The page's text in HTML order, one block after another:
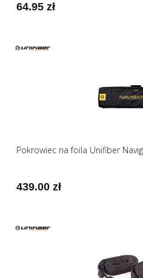
64.95 zł
Pokrowiec na foila Unifiber
439.00 zł